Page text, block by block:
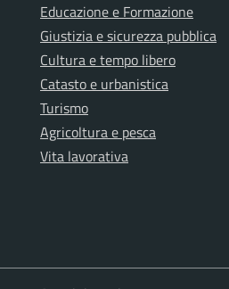
Educazione e Formazione
Giustizia e sicurezza pubblica
Cultura e tempo libero
Catasto e urbanistica
Turismo
Agricoltura e pesca
Vita lavorativa